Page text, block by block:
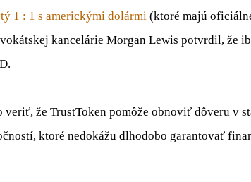
1 : 1 s americkými dolármi (ktoré majú
kancelárie Morgan Lewis potvrdil, že
veriť, že TrustToken pomôže obnoviť dôveru v
ktoré nedokážu dlhodobo garantovať